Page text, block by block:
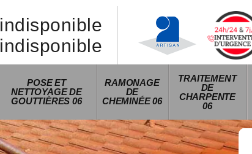
indisponible
indisponible
POSE ET
NETTOYAGE DE
GOUTTIÈRES 06
RAMONAGE
DE
CHEMINÉE 06
TRAITEMENT
DE
CHARPENTE
06